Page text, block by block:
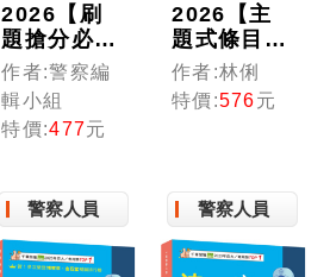
2026【刷
題搶分必
備】中華民
國憲法(含
概要)[題庫
+歷年試題]
／一般警察
／警二技／
警佐班）
作者:警察編
輯小組
特價:477元
2026【主
題式條目分
類】超好用
大法官釋字
+憲法訴訟
（警察特考
／一般警察
人員）
作者:林俐
特價:576元
警察人員 警察人員